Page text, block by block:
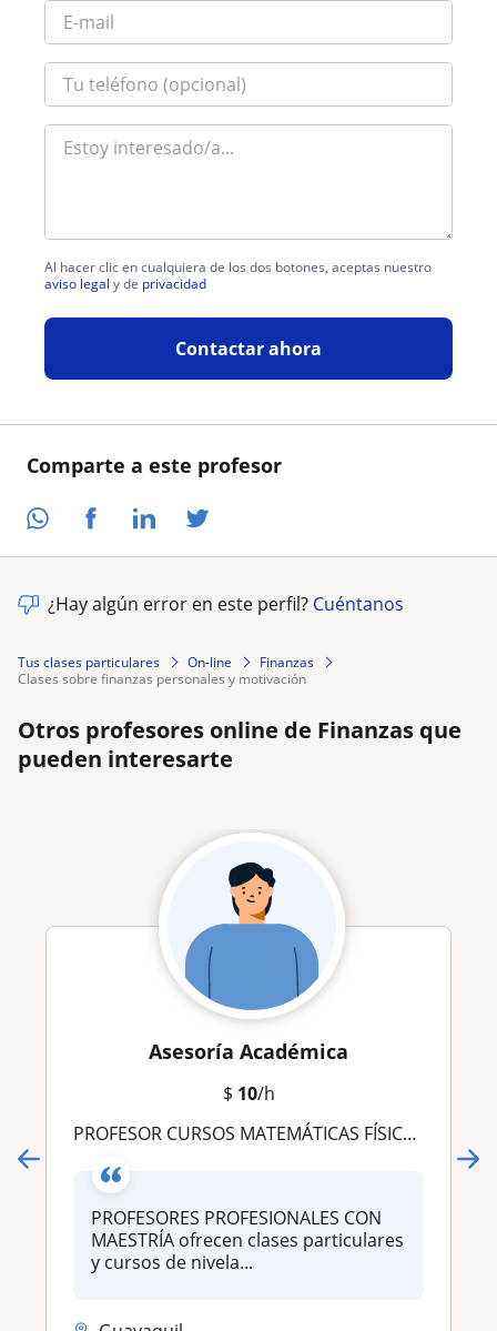
Comparte a este profesor
Al hacer clic en cualquiera de los dos botones, aceptas nuestro
aviso legal y de privacidad
Contactar ahora
¿Hay algún error en este perfil? Cuéntanos
Tus clases particulares On-line
Finanzas
clases sobre finanzas personales y motivación
Otros profesores online de Finanzas que
pueden interesarte
Asesoría Académica
$ 10/h
PROFESOR CURSOS MATEMÁTICAS FÍSICA QUÍMICA CONTABILIDAD ESTADÍSTICA FINANZAS CÁLCULO RSTUDIO ECONOMETRÍA CÁLCULO TESIS
PROFESORES PROFESIONALES CON
MAESTRÍA ofrecen clases particulares
y cursos de nivela...